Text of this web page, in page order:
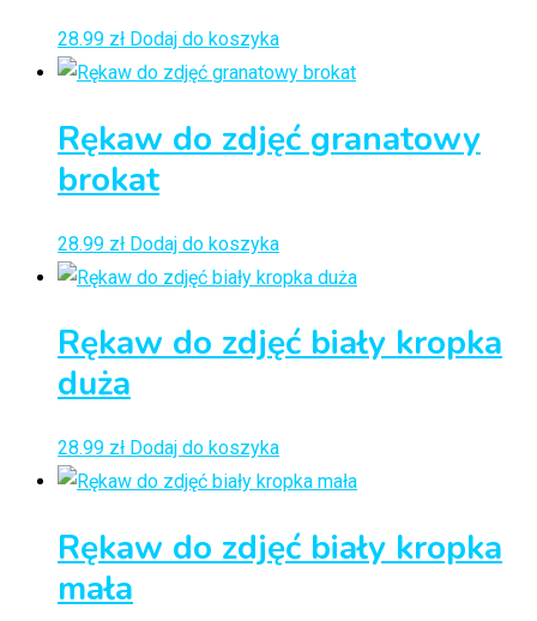
28.99 zł Dodaj do koszyka
Rękaw do zdjęć granatowy
brokat
28.99 zł Dodaj do koszyka
Rękaw do zdjęć biały kropka
duża
28.99 zł Dodaj do koszyka
Rękaw do zdjęć biały kropka
mała